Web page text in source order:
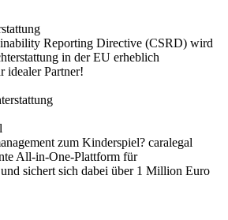
Reporting Directive (CSRD) wird
in der EU erheblich
idealer Partner!
zum Kinderspiel? caralegal
All-in-One-Plattform für
sichert sich dabei über 1 Million Euro